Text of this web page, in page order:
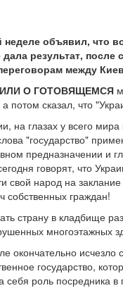
объявил, что
результат,
между
О ГОТОВЯЩЕМСЯ
сказал, что
на глазах у всего
"государство"
предназначении и
говорят, что
свой народ на
собственных граждан!
страну в кладбище
окончательно исчезло
государство,
роль посредника